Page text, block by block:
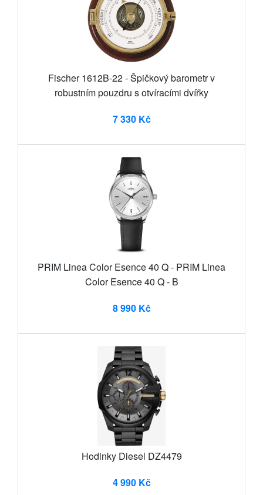
Fischer 1612B-22 - Špičkový barometr v
robustním pouzdru s otvíracími dvířky
7 330 Kč
PRIM Linea Color Esence 40 Q - PRIM Linea
Color Esence 40 Q - B
8 990 Kč
Hodinky Diesel DZ4479
4 990 Kč